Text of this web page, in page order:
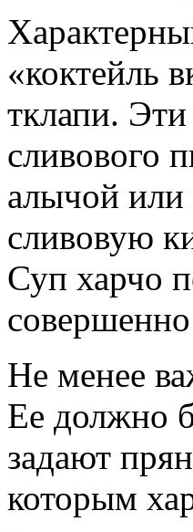
«коктейль
тклапи.
сливового
алычой или
сливовую
Суп харчо
Не менее
Ее должно
задают
которым